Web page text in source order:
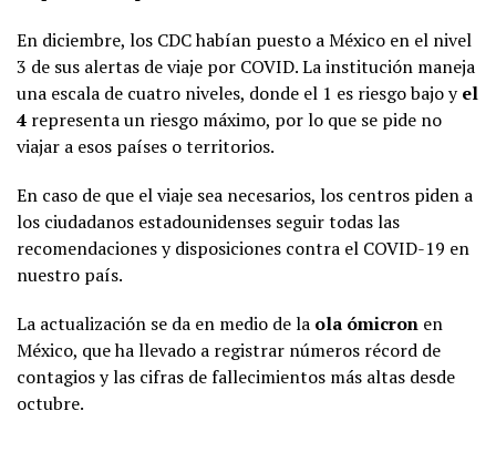
En diciembre, los CDC habían puesto a México en el nivel
3 de sus alertas de viaje por COVID. La institución maneja
una escala de cuatro niveles, donde el 1 es riesgo bajo yel
4 representa un riesgo máximo, por lo que se pide no
viajar a esos países o territorios.
En caso de que el viaje sea necesarios, los centros piden a
los ciudadanos estadounidenses seguir todas las
recomendaciones y disposiciones contra el COVID-19 en
nuestro país.
La actualización se da en medio de la ola ómicron en
México, que ha llevado a registrar números récord de
contagios y las cifras de fallecimientos más altas desde
octubre.